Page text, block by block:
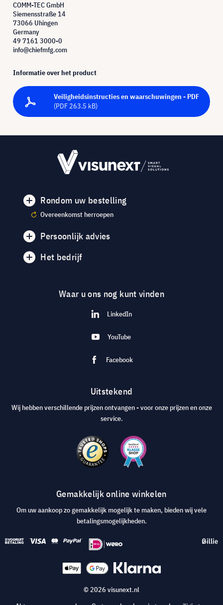
COMM-TEC GmbH
Siemensstraße 14
73066 Uhingen
Germany
49 7161 3000-0
info@chiefmfg.com
Informatie over het product
Veiligheidsinstructies en waarschuwingen - PDF
(PDF 263.5 kB)
Rondom uw bestelling
Overeenkomst herroepen
Persoonlijk advies
Het bedrijf
Waar u ons nog kunt vinden
LinkedIn
YouTube
Facebook
Uitstekend
Wij hebben verschillende prijzen ontvangen - voor onze prijzen en onze
service.
Gemakkelijk online winkelen
Om uw aankoop zo gemakkelijk mogelijk te maken, bieden wij vele
betalingsmogelijkheden.
© 2026 visunext.nl